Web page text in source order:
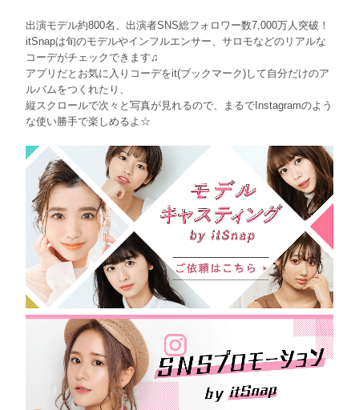
出演モデル約800名、出演者SNS総フォロワー数7,000万人突破！
itSnapは旬のモデルやインフルエンサー、サロモなどのリアルな
コーデがチェックできます♫
アプリだとお気に入りコーデをit(ブックマーク)して自分だけのア
ルバムをつくれたり、
縦スクロールで次々と写真が見れるので、まるでInstagramのよう
な使い勝手で楽しめるよ☆